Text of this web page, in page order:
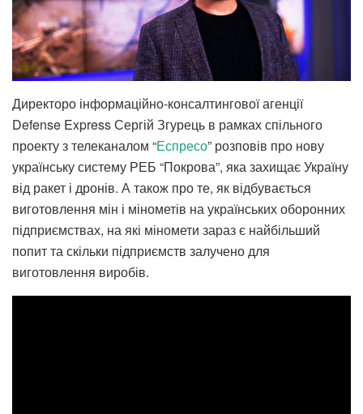
Директоро інформаційно-консалтингової агенції
Defense Express Сергій Згурець в рамках спільного
проекту з телеканалом “Еспресо” розповів про нову
українську систему РЕБ “Покрова”, яка захищає Україну
від ракет і дронів. А також про те, як відбувається
виготовлення мін і мінометів на українських оборонних
підприємствах, на які міномети зараз є найбільший
попит та скільки підприємств залучено для
виготовлення виробів.